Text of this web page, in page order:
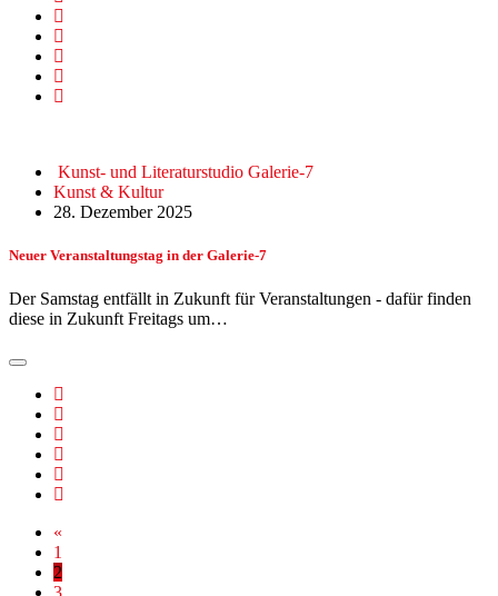
Kunst- und Literaturstudio Galerie-7
Kunst & Kultur
28. Dezember 2025
Neuer Veranstaltungstag in der Galerie-7
Der Samstag entfällt in Zukunft für Veranstaltungen - dafür finden
diese in Zukunft Freitags um…
«
1
2